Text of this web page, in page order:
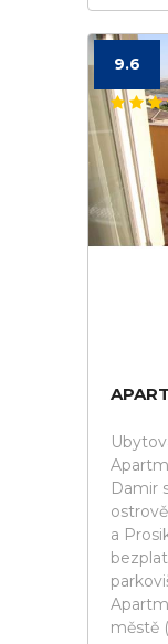
9.6
Damir
a
městě